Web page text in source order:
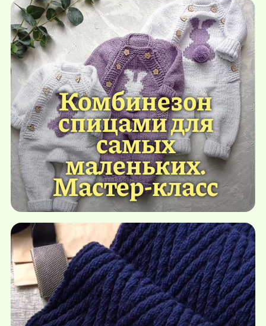
Комбинезон
спицами для
самых
маленьких.
Мастер-класс